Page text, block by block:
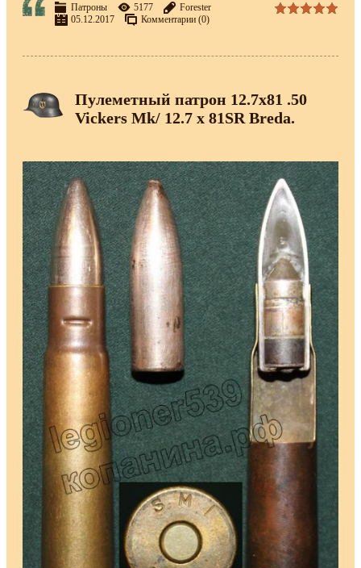
Патроны 5177
Forester
05.12.2017
Комментарии (0)
Пулеметный патрон 12.7х81 .50
Vickers Mk/ 12.7 x 81SR Breda.